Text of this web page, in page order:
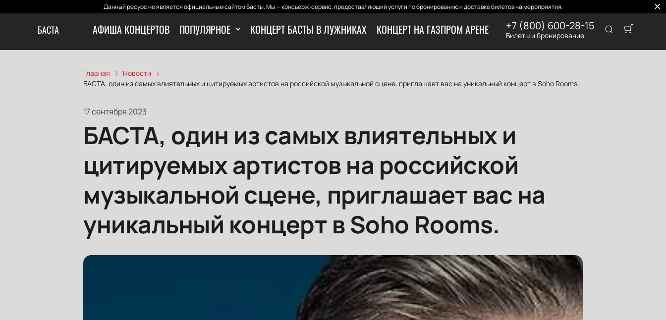
Данный ресурс не является официальным сайтом Басты. Мы — консьерж-сервис, предоставляющий услуги по бронированию и доставке билетов на мероприятия.
БАСТА АФИША КОНЦЕРТОВ ПОПУЛЯРНОЕ КОНЦЕРТ БАСТЫ В ЛУЖНИКАХ КОНЦЕРТ НА ГАЗПРОМ АРЕНЕ +7 (800) 600-28-15
Билеты и бронирование
Главная
Новости
БАСТА, один из самых влиятельных и цитируемых артистов на российской музыкальной сцене, приглашает вас на уникальный концерт в Soho Rooms.
17 сентября 2023
БАСТА, один из самых влиятельных и
цитируемых артистов на российской
музыкальной сцене, приглашает вас на
уникальный концерт в Soho Rooms.